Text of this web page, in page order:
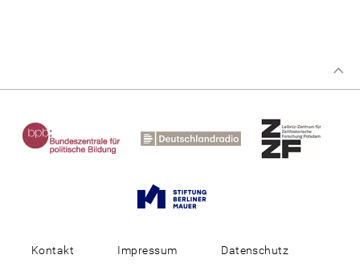
Kontakt Impressum Datenschutz